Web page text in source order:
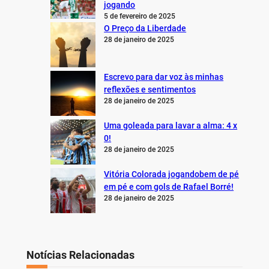
jogando
5 de fevereiro de 2025
O Preço da Liberdade
28 de janeiro de 2025
Escrevo para dar voz às minhas
reflexões e sentimentos
28 de janeiro de 2025
Uma goleada para lavar a alma: 4 x
0!
28 de janeiro de 2025
Vitória Colorada jogandobem de pé
em pé e com gols de Rafael Borré!
28 de janeiro de 2025
Notícias Relacionadas